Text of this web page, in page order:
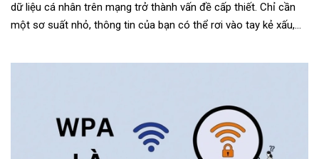
dữ liệu cá nhân trên mạng trở thành vấn đề cấp thiết. Chỉ cần
một sơ suất nhỏ, thông tin của bạn có thể rơi vào tay kẻ xấu,